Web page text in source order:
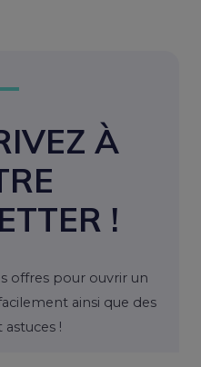
À
!
offres pour ouvrir un
ainsi que des
astuces !